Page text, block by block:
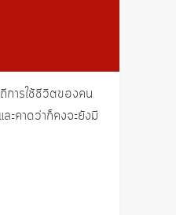
การใช้ชีวิตของคน
ะคาดว่าก็คงจะยังมี